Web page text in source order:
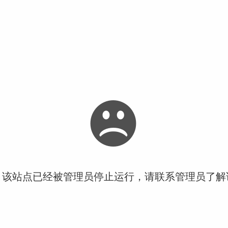
站点已经被管理员停止运行，请联系管理员了